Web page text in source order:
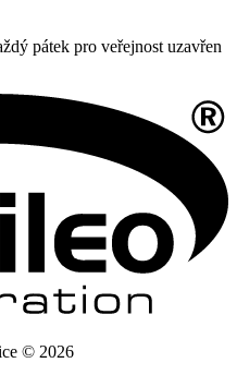
pátek pro veřejnost uzavřen
© 2026